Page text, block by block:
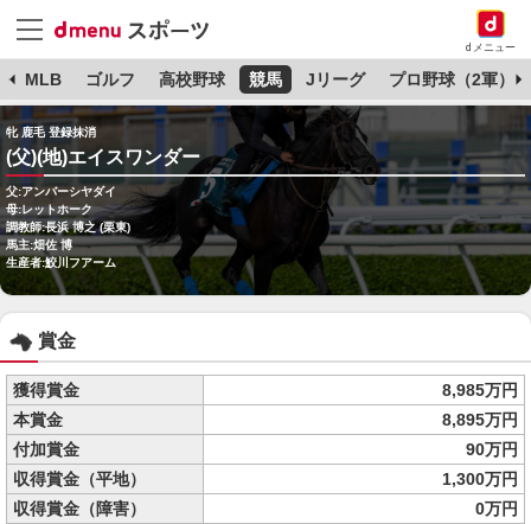
dメニュー
MLB ゴルフ 高校野球 競馬 Jリーグ プロ野球（2軍）
牝 鹿毛 登録抹消
(父)(地)エイスワンダー
父:アンバーシヤダイ
母:レットホーク
調教師:長浜 博之 (栗東)
馬主:畑佐 博
生産者:鮫川フアーム
賞金
獲得賞金
8,985万円
本賞金
8,895万円
付加賞金
90万円
収得賞金（平地）
1,300万円
収得賞金（障害）
0万円